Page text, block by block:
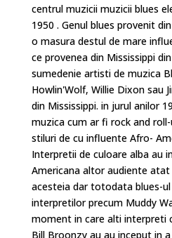
centrul muzicii muzicii blues
1950 . Genul blues provenit
o masura destul de mare
ce provenea din Mississippi
sumedenie artisti de muzica
Howlin'Wolf, Willie Dixon sau
din Mississippi. in jurul anilor
muzica cum ar fi rock and
stiluri de cu influente Afro-
Interpretii de culoare alba au
Americana altor audiente atat
acesteia dar totodata blues-
interpretilor precum Muddy
moment in care alti interpreti
Bill Broonzy au au inceput in